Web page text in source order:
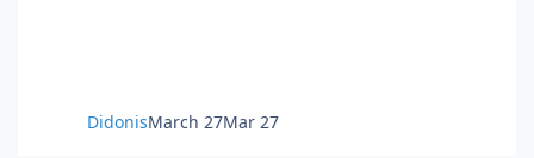
DidonisMarch 27Mar 27